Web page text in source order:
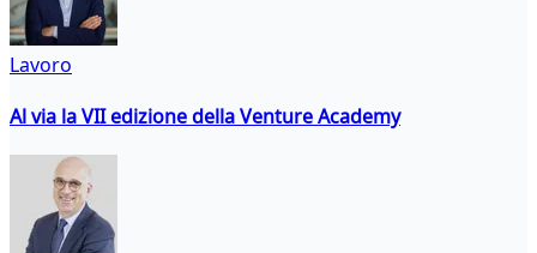
Lavoro
Al via la VII edizione della Venture Academy